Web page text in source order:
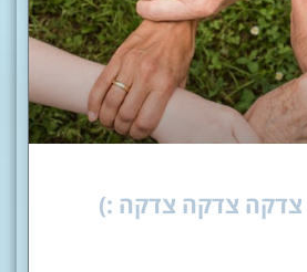
צדקה צדקה צדקה :)